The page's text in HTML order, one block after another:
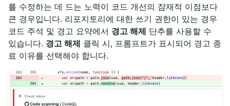
를 수정하는 데 드는 노력이 코드 개선의 잠재적 이점보다
큰 경우입니다. 리포지토리에 대한 쓰기 권한이 있는 경우
코드 주석 및 경고 요약에서 경고 해제 단추를 사용할 수
있습니다. 경고 해제 클릭 시, 프롬프트가 표시되어 경고 종
료 이유를 선택해야 합니다.